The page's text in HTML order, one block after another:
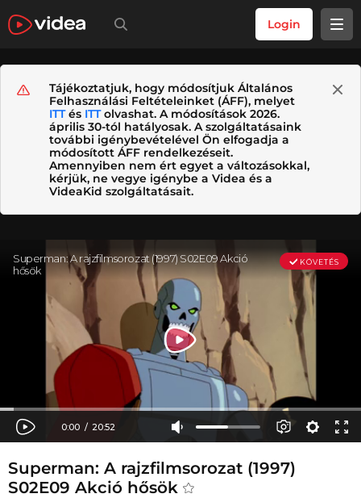
Login
Tájékoztatjuk, hogy módosítjuk Általános
Felhasználási Feltételeinket (ÁFF), melyet
ITTés ITTolvashat. A módosítások 2026.
április 30-tól hatályosak. A szolgáltatásaink
további igénybevételével Ön elfogadja a
módosított ÁFF rendelkezéseit.
Amennyiben nem ért egyet a változásokkal,
kérjük, ne vegye igénybe a Videa és a
VideaKid szolgáltatásait.
Superman: A rajzfilmsorozat (1997)
S02E09 Akció hősök